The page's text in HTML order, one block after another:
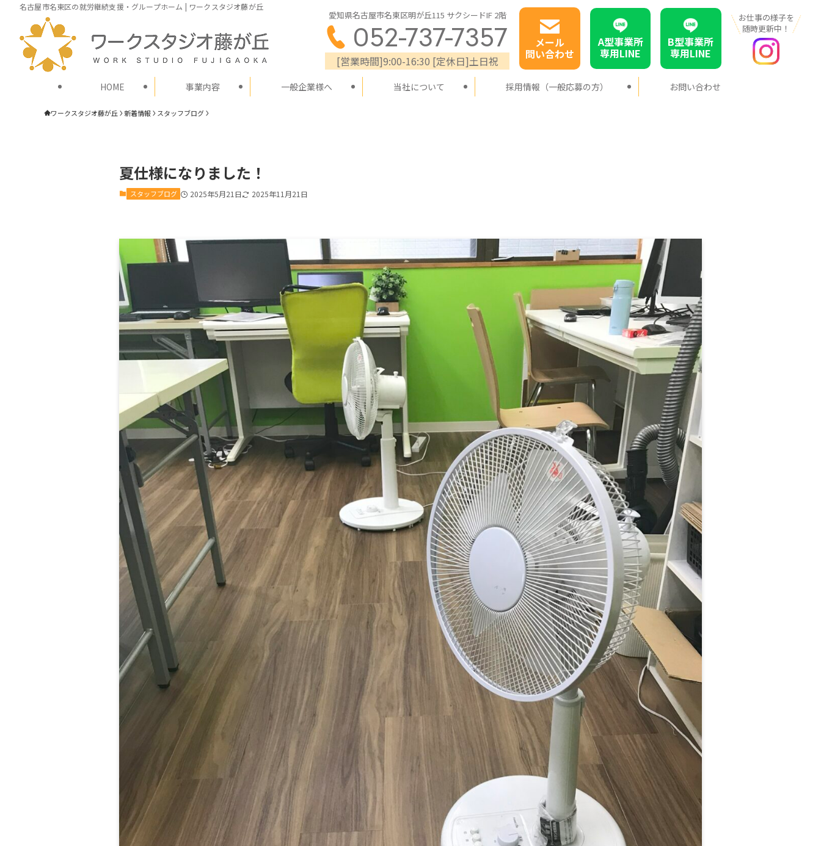
名古屋市名東区の就労継続支援・グループホーム | ワークスタジオ藤が丘
HOME 事業内容 一般企業様へ 当社について 採用情報（一般応募の方） お問い合わせ
愛知県名古屋市名東区明が丘115 サクシードIF 2階
052-737-7357
[営業時間]9:00-16:30 [定休日]土日祝
メール
問い合わせ
A型事業所
専用LINE
B型事業所
専用LINE
お仕事の様子を
随時更新中！
ワークスタジオ藤が丘 新着情報 スタッフブログ
夏仕様になりました！
スタッフブログ 2025年5月21日 2025年11月21日